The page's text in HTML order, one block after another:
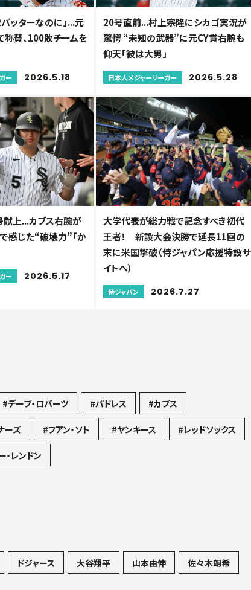
ッターなのに」...元
称賛、100敗チームを
ー 2026.5.18
20号直前...村上宗隆にシカゴ実況が
驚愕 “未知の武器”に元CY賞右腕も
仰天「彼は大男」
日本人メジャーリーガー 2026.5.28
上...カブス右腕が
感じた“破壊力”「か
ー 2026.5.17
大学代表が総力戦で記念すべき初代
王者！ 新設大会決勝で延長11回の
末に米国撃破（侍ジャパン応援特設サ
イトへ）
侍ジャパン 2026.7.27
#デーブ・ロバーツ #パドレス #カブス
ーズ #フアン・ソト #ヤンキース #レッドソックス
・レンドン
ドジャース 大谷翔平 山本由伸 佐々木朗希